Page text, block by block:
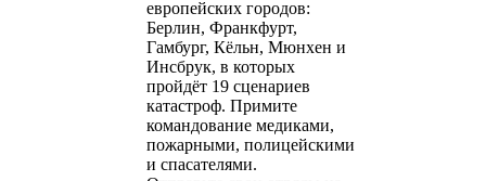
европейских городов:
Берлин, Франкфурт,
Гамбург, Кёльн, Мюнхен и
Инсбрук, в которых
пройдёт 19 сценариев
катастроф. Примите
командование медиками,
пожарными, полицейскими
и спасателями.